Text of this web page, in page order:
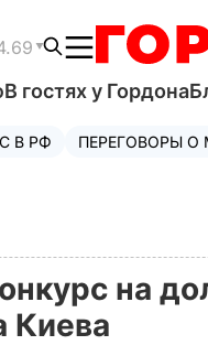
В гостях у Гордона
В РФ ПЕРЕГОВОРЫ О
на
Киева